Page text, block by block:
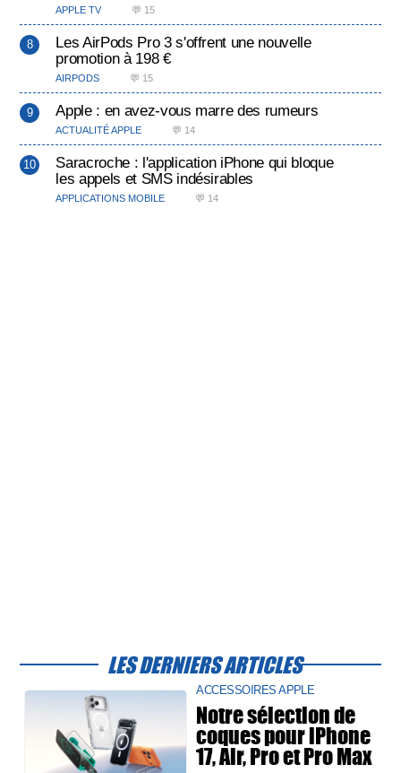
APPLE TV 💬 15
Les AirPods Pro 3 s'offrent une nouvelle
promotion à 198 €
AIRPODS 💬 15
Apple : en avez-vous marre des rumeurs
ACTUALITÉ APPLE 💬 14
Saracroche : l'application iPhone qui bloque
les appels et SMS indésirables
APPLICATIONS MOBILE 💬 14
LES DERNIERS ARTICLES
ACCESSOIRES APPLE
Notre sélection de
coques pour iPhone
17, Air, Pro et Pro Max